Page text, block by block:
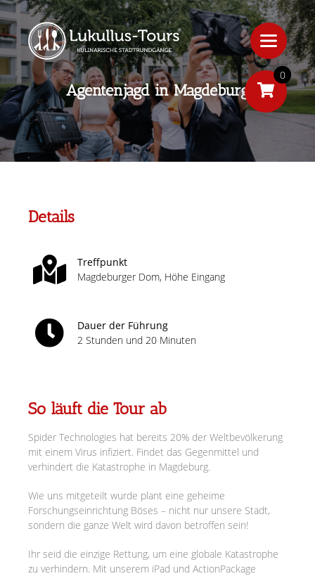
Agentenjagd in Magdeburg
Details
Treffpunkt
Magdeburger Dom, Höhe Eingang
Dauer der Führung
2 Stunden und 20 Minuten
So läuft die Tour ab
Spider Technologies hat bereits 20% der Weltbevölkerung
mit einem Virus infiziert. Findet das Gegenmittel und
verhindert die Katastrophe in Magdeburg.
Wie uns mitgeteilt wurde plant eine geheime
Forschungseinrichtung Böses – nicht nur unsere Stadt,
sondern die ganze Welt wird davon betroffen sein!
Ihr seid die einzige Rettung, um eine globale Katastrophe
zu verhindern. Mit unserem iPad und ActionPackage
0